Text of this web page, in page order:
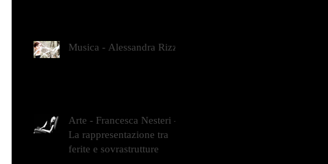
Musica - Alessandra Rizzo
Arte - Francesca Nesteri -
La rappresentazione tra
ferite e sovrastrutture